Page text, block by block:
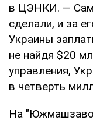
в ЦЭНКИ. — Сам
сделали, и за
Украины
не найдя $20
управления,
в четверть
На